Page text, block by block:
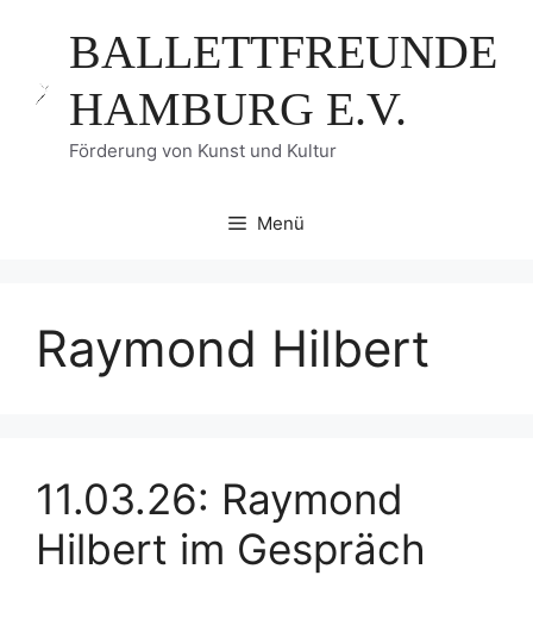
springenBALLETTFREUNDE
HAMBURG E.V.
Förderung von Kunst und Kultur
Menü
Raymond Hilbert
11.03.26: Raymond
Hilbert im Gespräch